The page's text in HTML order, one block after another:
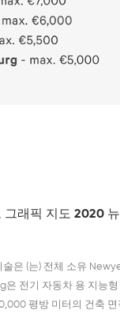
그래픽 지도 2020
술은 (는) 전체 소유
은 전기 자동차 용 지능
평방 미터의 건축